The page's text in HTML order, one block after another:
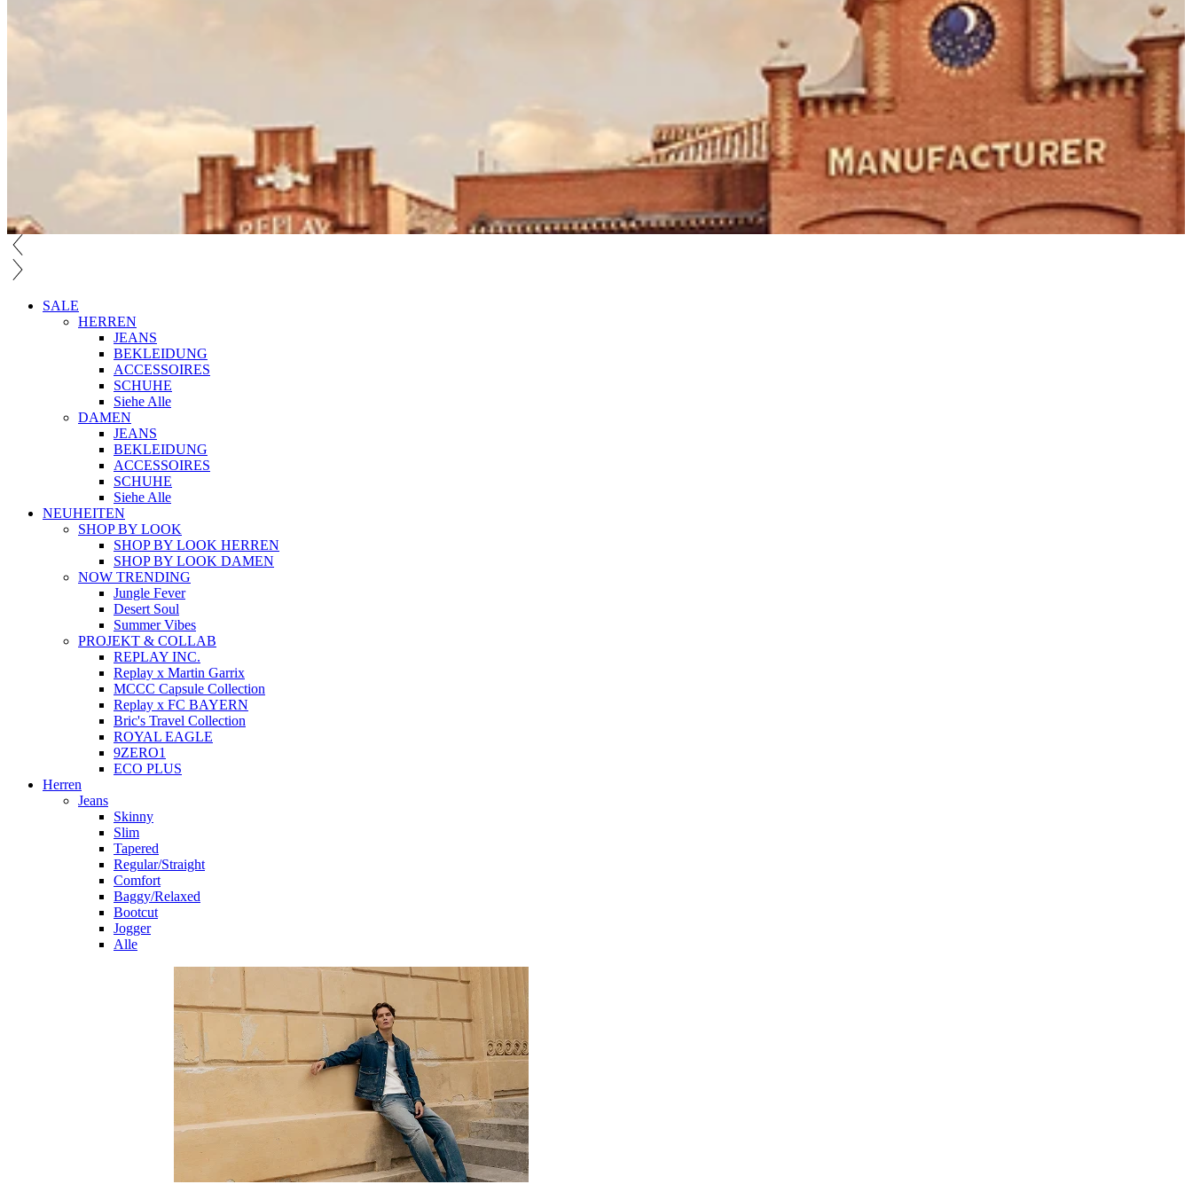
SALE
HERREN
JEANS
BEKLEIDUNG
ACCESSOIRES
SCHUHE
Siehe Alle
DAMEN
JEANS
BEKLEIDUNG
ACCESSOIRES
SCHUHE
Siehe Alle
NEUHEITEN
SHOP BY LOOK
SHOP BY LOOK HERREN
SHOP BY LOOK DAMEN
NOW TRENDING
Jungle Fever
Desert Soul
Summer Vibes
PROJEKT & COLLAB
REPLAY INC.
Replay x Martin Garrix
MCCC Capsule Collection
Replay x FC BAYERN
Bric's Travel Collection
ROYAL EAGLE
9ZERO1
ECO PLUS
Herren
Jeans
Skinny
Slim
Tapered
Regular/Straight
Comfort
Baggy/Relaxed
Bootcut
Jogger
Alle